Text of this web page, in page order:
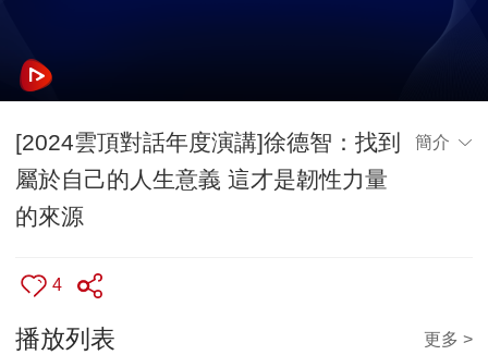
[2024雲頂對話年度演講]徐德智：找到
屬於自己的人生意義 這才是韌性力量
的來源
簡介
4
播放列表 更多 >